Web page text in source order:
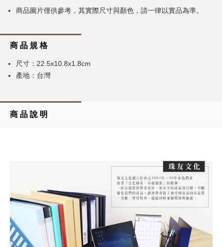
商品圖片僅供參考，其實際尺寸與顏色，請一律以實品為準。
商 品 規 格
尺寸：22.5x10.8x1.8cm
產地：台灣
商 品 說 明